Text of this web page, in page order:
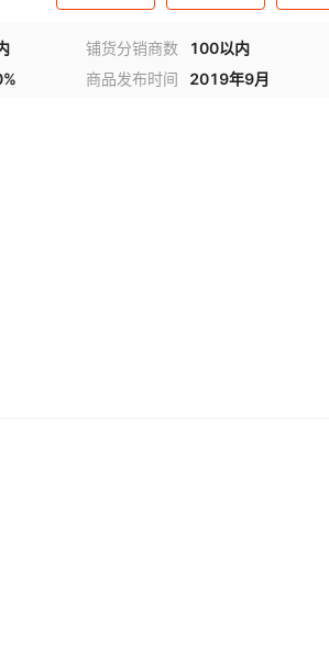
铺货分销商数
100以内
商品发布时间 2019年9月